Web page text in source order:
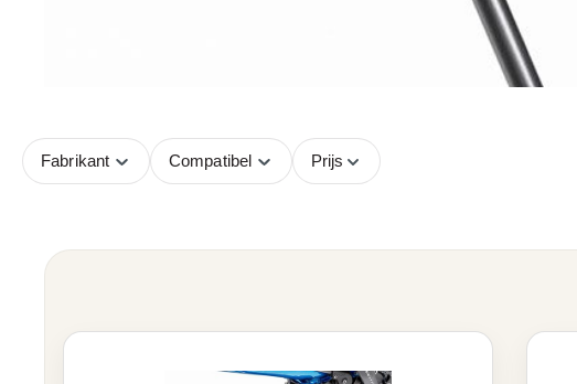
Fabrikant Compatibel Prijs